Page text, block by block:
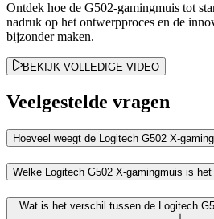
Ontdek hoe de G502-gamingmuis tot
nadruk op het ontwerpproces en de
bijzonder maken.
BEKIJK VOLLEDIGE VIDEO
Veelgestelde vragen
Hoeveel weegt de Logitech G502 X-
Welke Logitech G502 X-gamingmuis is
Wat is het verschil tussen de Logitech